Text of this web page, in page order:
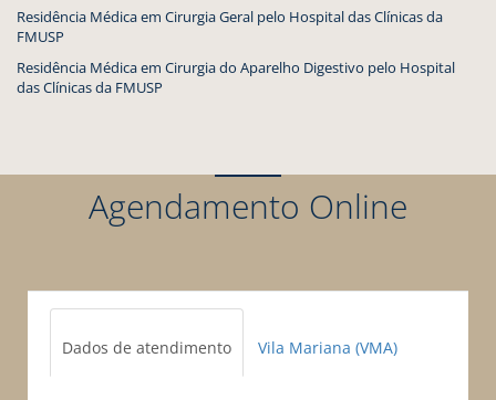
Residência Médica em Cirurgia Geral pelo Hospital das Clínicas da
FMUSP
Residência Médica em Cirurgia do Aparelho Digestivo pelo Hospital
das Clínicas da FMUSP
Agendamento Online
Dados de atendimento Vila Mariana (VMA)